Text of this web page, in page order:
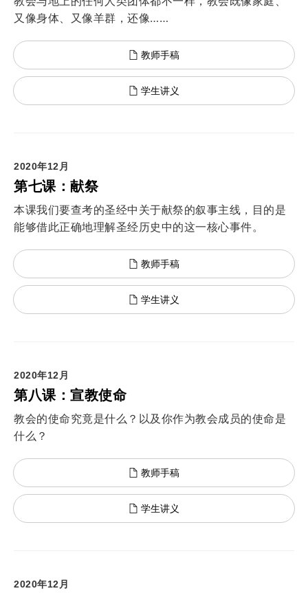
又像身体、又像羊群，还像……
教师手稿
学生讲义
2020年12月
第七课：献祭
本课我们要查考的圣经中关于献祭的叙事主线，目的是
能够借此正确地理解圣经历史中的这一核心事件。
教师手稿
学生讲义
2020年12月
第八课：宣教使命
教会的使命究竟是什么？以及你作为教会成员的使命是
什么？
教师手稿
学生讲义
2020年12月